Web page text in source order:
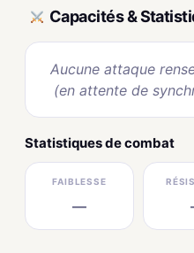
Capacités &
Aucune attaque
(en attente de
Statistiques de combat
FAIBLESSE
—